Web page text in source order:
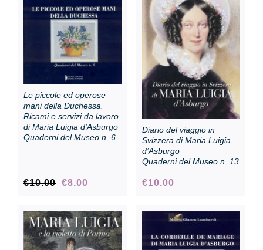
Le piccole ed operose
mani della Duchessa.
Ricami e servizi da lavoro
di Maria Luigia d’Asburgo
Quaderni del Museo n. 6
€10.00 Original
€10.00.
€8.00
€8.00.
Diario del viaggio in
Svizzera di Maria Luigia
d’Asburgo
Quaderni del Museo n. 13
€10.00